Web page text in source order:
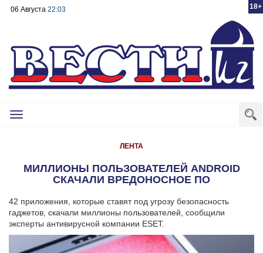
18+
06 Августа 22:03
Toggle
ЛЕНТА
МИЛЛИОНЫ ПОЛЬЗОВАТЕЛЕЙ ANDROID
СКАЧАЛИ ВРЕДОНОСНОЕ ПО
42 приложения, которые ставят под угрозу безопасность
гаджетов, скачали миллионы пользователей, сообщили
эксперты антивирусной компании ESET.